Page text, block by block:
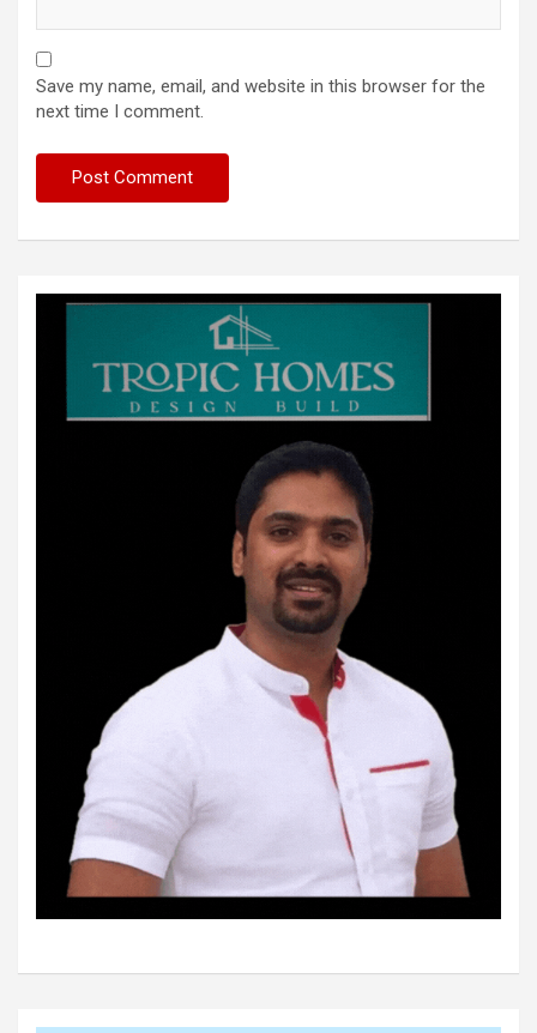
Save my name, email, and website in this browser for the
next time I comment.